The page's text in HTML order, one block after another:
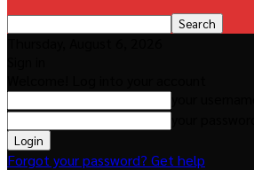
Forgot your password? Get help